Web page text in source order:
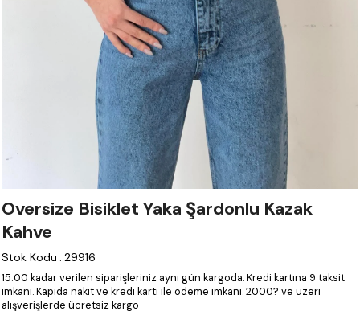
Oversize Bisiklet Yaka Şardonlu Kazak
Kahve
Stok Kodu : 29916
15:00 kadar verilen siparişleriniz aynı gün kargoda.Kredi kartına 9 taksit
imkanı.Kapıda nakit ve kredi kartı ile ödeme imkanı.2000? ve üzeri
alışverişlerde ücretsiz kargo